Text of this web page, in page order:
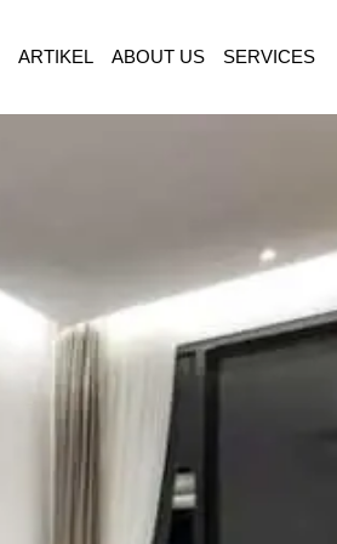
ARTIKEL ABOUT US SERVICES